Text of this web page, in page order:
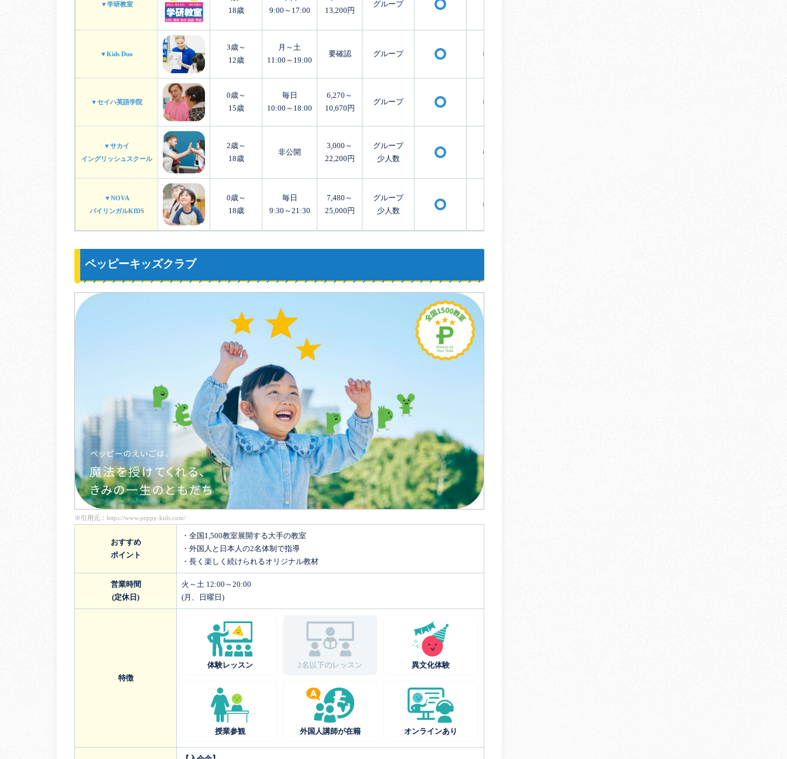
▼学研教室
18歳
9:00～17:00
13,200円
グループ
▼Kids Duo
3歳～
12歳
月～土
11:00～19:00
要確認 グループ
▼セイハ英語学院
0歳～
15歳
毎日
10:00～18:00
6,270～
10,670円
グループ
▼サカイ
イングリッシュスクール
2歳～
18歳
非公開
3,000～
22,200円
グループ
少人数
▼NOVA
バイリンガルKIDS
0歳～
18歳
毎日
9:30～21:30
7,480～
25,000円
グループ
少人数
ペッピーキッズクラブ
※引用元： https://www.peppy-kids.com/
おすすめ
ポイント
・全国1,500教室展開する大手の教室
・外国人と日本人の2名体制で指導
・長く楽しく続けられるオリジナル教材
営業時間
(定休日)
火～土 12:00～20:00
(月、日曜日)
特徴
体験レッスン 2名以下のレッスン 異文化体験
授業参観 外国人講師が在籍 オンラインあり